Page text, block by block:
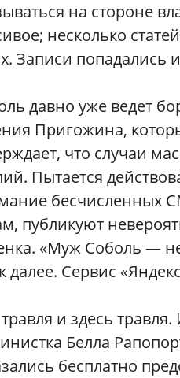
на стороне
несколько
Записи
давно уже ведет
Пригожина,
что случаи
Пытается
бесчисленных
публикуют
«Муж Соболь —
далее. Сервис
и здесь
Белла
бесплатно